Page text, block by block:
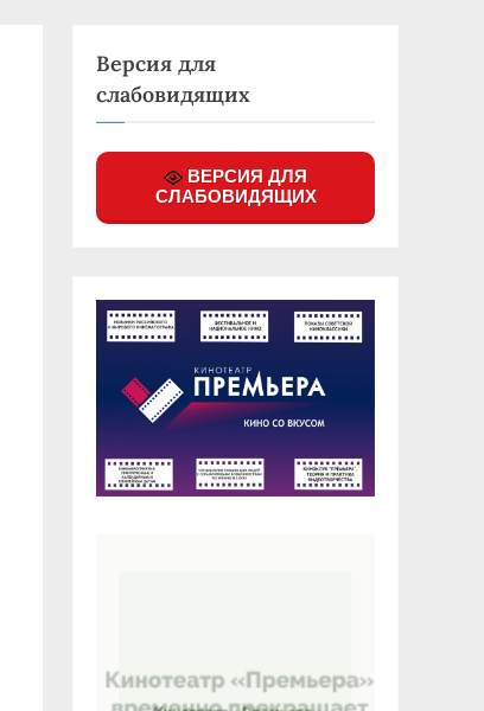
Версия для
слабовидящих
ВЕРСИЯ ДЛЯ
СЛАБОВИДЯЩИХ